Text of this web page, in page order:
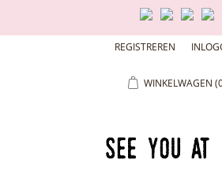
REGISTREREN
WINKELWAGEN